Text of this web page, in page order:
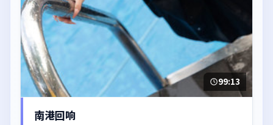
99:13
南港回响